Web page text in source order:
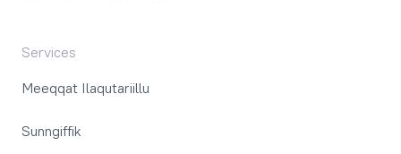
Services
Meeqqat Ilaqutariillu
Sunngiffik